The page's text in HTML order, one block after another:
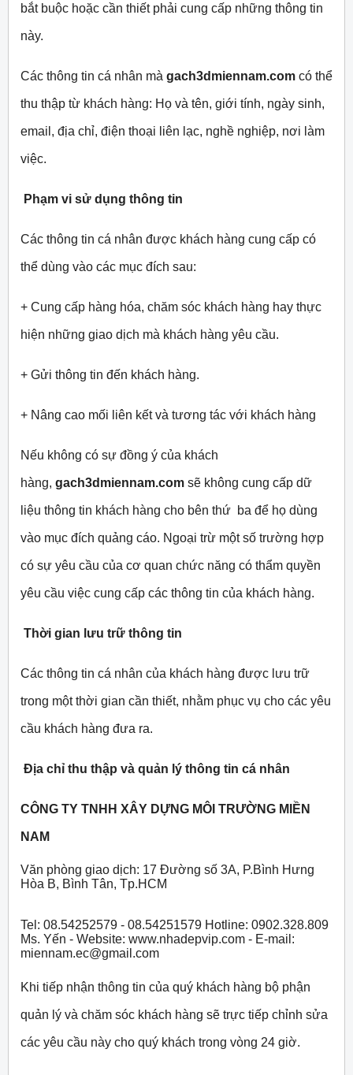
bắt buộc hoặc cần thiết phải cung cấp những thông tin
này.
Các thông tin cá nhân mà gach3dmiennam.com có thể
thu thập từ khách hàng: Họ và tên, giới tính, ngày sinh,
email, địa chỉ, điện thoại liên lạc, nghề nghiệp, nơi làm
việc.
Phạm vi sử dụng thông tin
Các thông tin cá nhân được khách hàng cung cấp có
thể dùng vào các mục đích sau:
+ Cung cấp hàng hóa, chăm sóc khách hàng hay thực
hiện những giao dịch mà khách hàng yêu cầu.
+ Gửi thông tin đến khách hàng.
+ Nâng cao mối liên kết và tương tác với khách hàng
Nếu không có sự đồng ý của khách
hàng, gach3dmiennam.com sẽ không cung cấp dữ
liệu thông tin khách hàng cho bên thứ ba để họ dùng
vào mục đích quảng cáo. Ngoại trừ một số trường hợp
có sự yêu cầu của cơ quan chức năng có thẩm quyền
yêu cầu việc cung cấp các thông tin của khách hàng.
Thời gian lưu trữ thông tin
Các thông tin cá nhân của khách hàng được lưu trữ
trong một thời gian cần thiết, nhằm phục vụ cho các yêu
cầu khách hàng đưa ra.
Địa chỉ thu thập và quản lý thông tin cá nhân
CÔNG TY TNHH XÂY DỰNG MÔI TRƯỜNG MIỀN
NAM
Văn phòng giao dịch: 17 Đường số 3A, P.Bình Hưng
Hòa B, Bình Tân, Tp.HCM
Tel: 08.54252579 - 08.54251579 Hotline: 0902.328.809
Ms. Yến - Website: www.nhadepvip.com - E-mail:
miennam.ec@gmail.com
Khi tiếp nhận thông tin của quý khách hàng bộ phận
quản lý và chăm sóc khách hàng sẽ trực tiếp chỉnh sửa
các yêu cầu này cho quý khách trong vòng 24 giờ.